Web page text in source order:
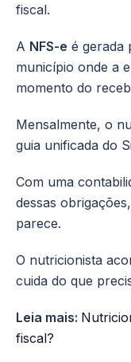
fiscal.
A NFS-e é gerada
município onde a
momento do
Mensalmente, o
guia unificada do
Com uma
dessas
parece.
O nutricionista
cuida do que
Leia mais:
fiscal?